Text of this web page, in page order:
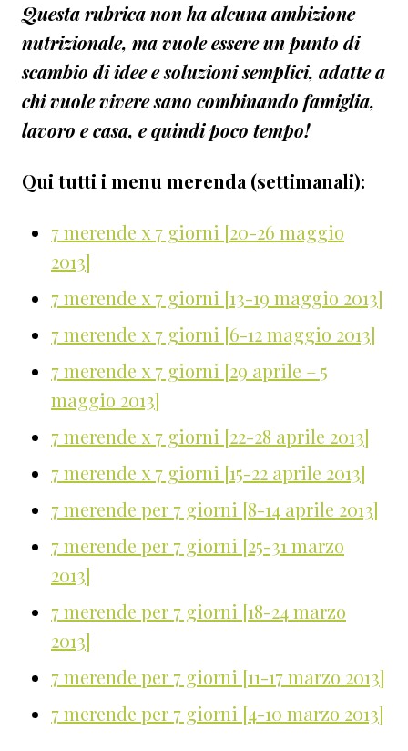
Questa rubricanon ha alcuna ambizione
nutrizionale, ma vuole essere un punto di
scambio di idee e soluzioni semplici, adatte a
chi vuole vivere sano combinando famiglia,
lavoro e casa, e quindi poco tempo!
Qui tutti i menu merenda (settimanali):
7 merende x 7 giorni [20-26 maggio
2013]
7 merende x 7 giorni [13-19 maggio 2013]
7 merende x 7 giorni [6-12 maggio 2013]
7 merende x 7 giorni [29 aprile – 5
maggio 2013]
7 merende x 7 giorni [22-28 aprile 2013]
7 merende x 7 giorni [15-22 aprile 2013]
7 merende per 7 giorni [8-14 aprile 2013]
7 merende per 7 giorni [25-31 marzo
2013]
7 merende per 7 giorni [18-24 marzo
2013]
7 merende per 7 giorni [11-17 marzo 2013]
7 merende per 7 giorni [4-10 marzo 2013]